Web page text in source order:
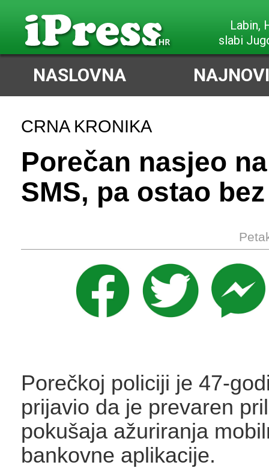
Labin,
slabi
NASLOVNA
CRNA KRONIKA
Porečan nasjeo
SMS, pa ostao
Porečkoj policiji je 47-
prijavio da je prevaren
pokušaja ažuriranja
bankovne aplikacije.